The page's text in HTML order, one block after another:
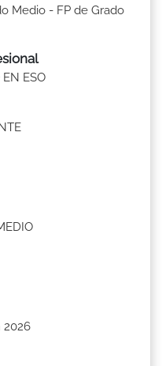
Medio - FP de Grado
ESO
2026